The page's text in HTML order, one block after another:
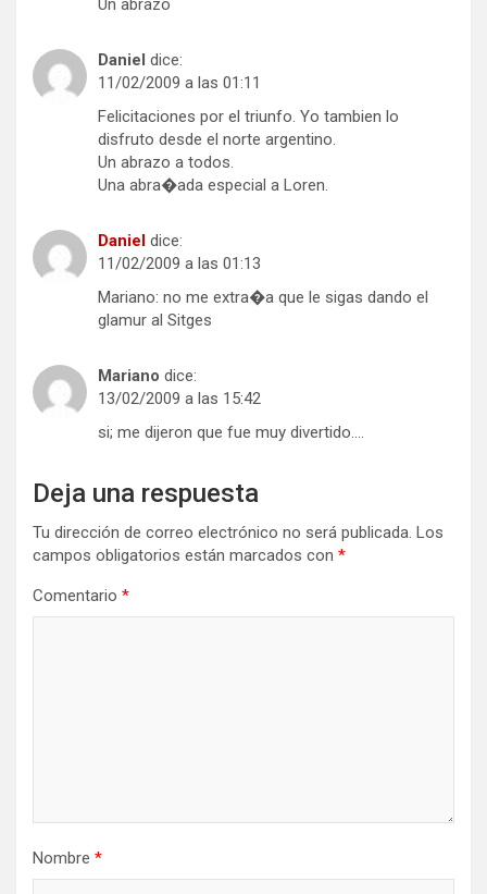
Un abrazo
Daniel dice:
11/02/2009 a las 01:11
Felicitaciones por el triunfo. Yo tambien lo
disfruto desde el norte argentino.
Un abrazo a todos.
Una abra�ada especial a Loren.
Daniel dice:
11/02/2009 a las 01:13
Mariano: no me extra�a que le sigas dando el
glamur al Sitges
Mariano dice:
13/02/2009 a las 15:42
si; me dijeron que fue muy divertido….
Deja una respuesta
Tu dirección de correo electrónico no será publicada. Los
campos obligatorios están marcados con *
Comentario *
Nombre *